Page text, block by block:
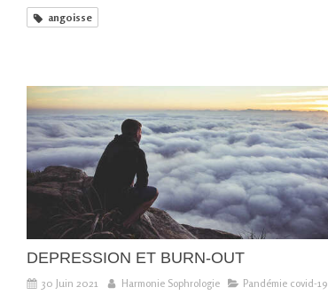
angoisse
DEPRESSION ET BURN-OUT
30 Juin 2021 Harmonie Sophrologie Pandémie covid-19